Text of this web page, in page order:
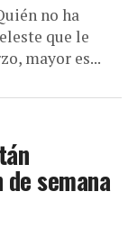
no ha
que le
mayor es...
semana